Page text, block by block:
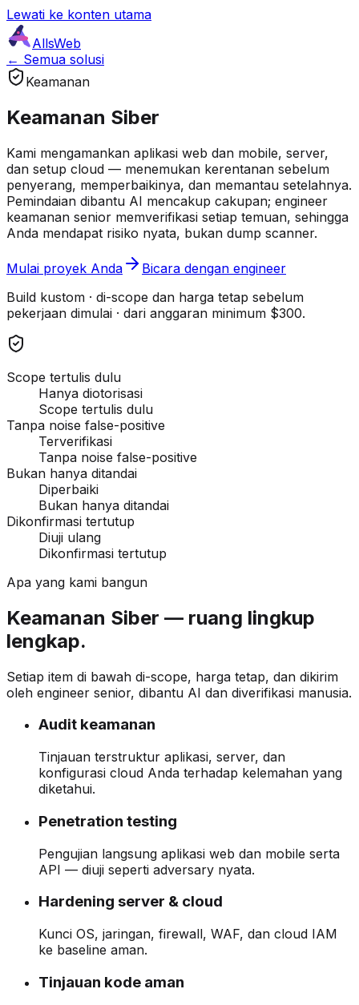
Lewati ke konten utama
AllsWeb
← Semua solusi
Keamanan
Keamanan Siber
Kami mengamankan aplikasi web dan mobile, server,
dan setup cloud — menemukan kerentanan sebelum
penyerang, memperbaikinya, dan memantau setelahnya.
Pemindaian dibantu AI mencakup cakupan; engineer
keamanan senior memverifikasi setiap temuan, sehingga
Anda mendapat risiko nyata, bukan dump scanner.
Mulai proyek Anda
Bicara dengan engineer
Build kustom · di-scope dan harga tetap sebelum
pekerjaan dimulai · dari anggaran minimum $300.
Scope tertulis dulu
Hanya diotorisasi
Scope tertulis dulu
Tanpa noise false-positive
Terverifikasi
Tanpa noise false-positive
Bukan hanya ditandai
Diperbaiki
Bukan hanya ditandai
Dikonfirmasi tertutup
Diuji ulang
Dikonfirmasi tertutup
Apa yang kami bangun
Keamanan Siber — ruang lingkup
lengkap.
Setiap item di bawah di-scope, harga tetap, dan dikirim
oleh engineer senior, dibantu AI dan diverifikasi manusia.
Audit keamanan
Tinjauan terstruktur aplikasi, server, dan
konfigurasi cloud Anda terhadap kelemahan yang
diketahui.
Penetration testing
Pengujian langsung aplikasi web dan mobile serta
API — diuji seperti adversary nyata.
Hardening server & cloud
Kunci OS, jaringan, firewall, WAF, dan cloud IAM
ke baseline aman.
Tinjauan kode aman